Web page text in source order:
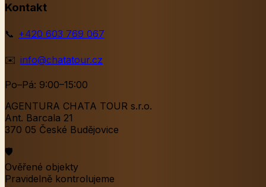
Kontakt
📞 +420 603 769 067
✉️ info@chatatour.cz
Po–Pá: 9:00–15:00
AGENTURA CHATA TOUR s.r.o.
Ant. Barcala 21
370 05 České Budějovice
🛡️
Ověřené objekty
Pravidelně kontrolujeme